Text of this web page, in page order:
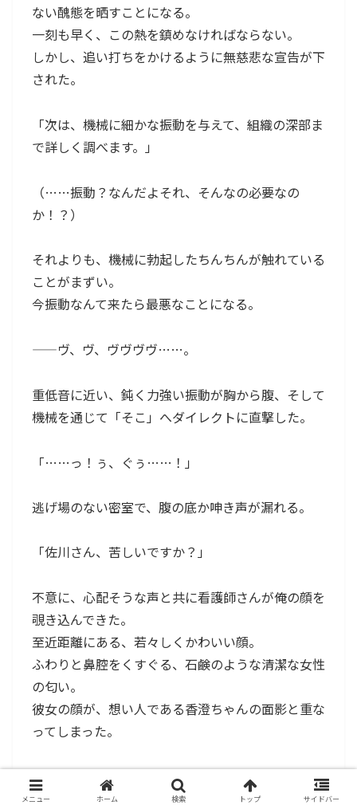
ない醜態を晒すことになる。
一刻も早く、この熱を鎮めなければならない。
しかし、追い打ちをかけるように無慈悲な宣告が下
された。
「次は、機械に細かな振動を与えて、組織の深部ま
で詳しく調べます。」
（……振動？なんだよそれ、そんなの必要なの
か！？）
それよりも、機械に勃起したちんちんが触れている
ことがまずい。
今振動なんて来たら最悪なことになる。
——ヴ、ヴ、ヴヴヴヴ……。
重低音に近い、鈍く力強い振動が胸から腹、そして
機械を通じて「そこ」へダイレクトに直撃した。
「……っ！ぅ、ぐぅ……！」
逃げ場のない密室で、腹の底か呻き声が漏れる。
「佐川さん、苦しいですか？」
不意に、心配そうな声と共に看護師さんが俺の顔を
覗き込んできた。
至近距離にある、若々しくかわいい顔。
ふわりと鼻腔をくすぐる、石鹸のような清潔な女性
の匂い。
彼女の顔が、想い人である香澄ちゃんの面影と重な
ってしまった。
数日間の禁欲、異性の匂い、そして機械的な高周波
振動——。
メニュー ホーム 検索 トップ サイドバー